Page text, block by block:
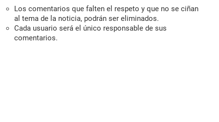
Los comentarios que falten el respeto y que no se ciñan
al tema de la noticia, podrán ser eliminados.
Cada usuario será el único responsable de sus
comentarios.